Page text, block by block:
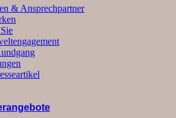
& Ansprechpartner